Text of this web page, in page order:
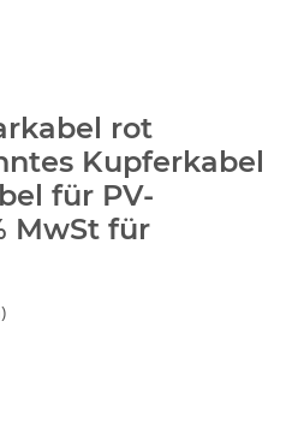
rot
Kupferkabel
für PV-
MwSt für